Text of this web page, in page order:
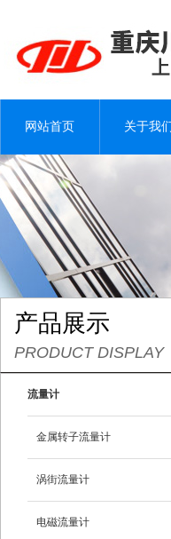
网站首页 关于我们
产品展示
PRODUCT DISPLAY
流量计
金属转子流量计
涡街流量计
电磁流量计